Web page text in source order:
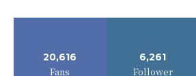
20,616
Fans
6,261
Follower